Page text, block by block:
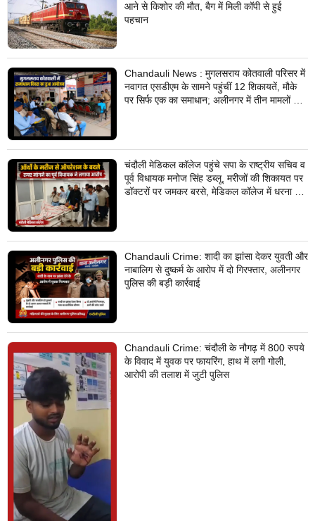
आने से किशोर की मौत, बैग में मिली कॉपी से हुई
पहचान
Chandauli News : मुगलसराय कोतवाली परिसर में
नवागत एसडीएम के सामने पहुंचीं 12 शिकायतें, मौके
पर सिर्फ एक का समाधान; अलीनगर में तीन मामलों का
चंदौली मेडिकल कॉलेज पहुंचे सपा के राष्ट्रीय सचिव व
पूर्व विधायक मनोज सिंह डब्लू, मरीजों की शिकायत पर
डॉक्टरों पर जमकर बरसे, मेडिकल कॉलेज में धरना देने
Chandauli Crime: शादी का झांसा देकर युवती और
नाबालिग से दुष्कर्म के आरोप में दो गिरफ्तार, अलीनगर
पुलिस की बड़ी कार्रवाई
Chandauli Crime: चंदौली के नौगढ़ में 800 रुपये
के विवाद में युवक पर फायरिंग, हाथ में लगी गोली,
आरोपी की तलाश में जुटी पुलिस